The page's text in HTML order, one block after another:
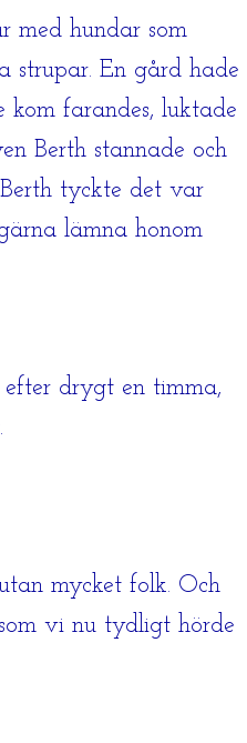
med hundar som
strupar. En gård hade
kom farandes, luktade
Berth stannade och
tyckte det var
lämna honom
drygt en timma,
mycket folk. Och
vi nu tydligt hörde